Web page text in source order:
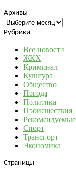
Архивы
Архивы
Рубрики
Все новости
ЖКХ
Криминал
Культура
Общество
Погода
Политика
Происшествия
Рекомендуемые
Спорт
Транспорт
Экономика
Страницы